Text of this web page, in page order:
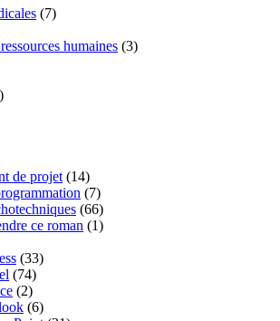
(7)
humaines (3)
de projet (14)
(7)
(66)
ce roman (1)
(33)
(74)
(2)
(6)